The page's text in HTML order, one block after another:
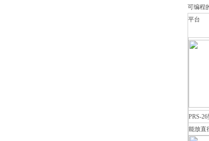
可编程
平台
PRS-
能放直